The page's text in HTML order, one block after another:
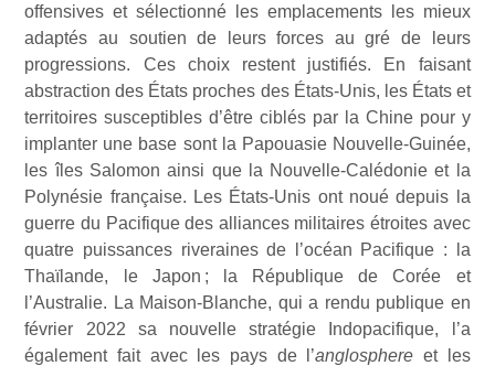
offensives et sélectionné les emplacements les mieux
adaptés au soutien de leurs forces au gré de leurs
progressions. Ces choix restent justifiés. En faisant
abstraction des États proches des États-Unis, les États et
territoires susceptibles d’être ciblés par la Chine pour y
implanter une base sont la Papouasie Nouvelle-Guinée,
les îles Salomon ainsi que la Nouvelle-Calédonie et la
Polynésie française. Les États-Unis ont noué depuis la
guerre du Pacifique des alliances militaires étroites avec
quatre puissances riveraines de l’océan Pacifique : la
Thaïlande, le Japon ; la République de Corée et
l’Australie. La Maison-Blanche, qui a rendu publique en
février 2022 sa nouvelle stratégie Indopacifique, l’a
également fait avec les pays de l’anglosphere et les